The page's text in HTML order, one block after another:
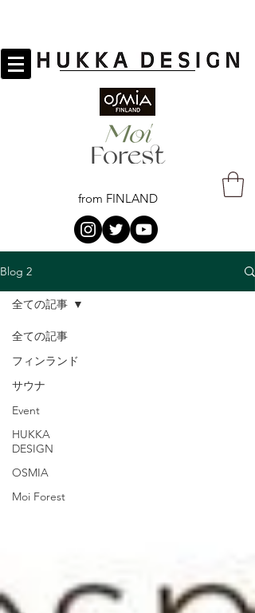
from FINLAND
Blog 2
全ての記事
フィンランド
サウナ
Event
HUKKA
DESIGN
OSMIA
Moi Forest
全ての記事